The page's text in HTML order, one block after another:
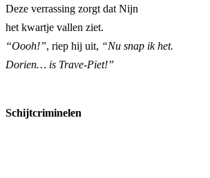
Deze verrassing zorgt dat Nijn
het kwartje vallen ziet.
“Oooh!”, riep hij uit, “Nu snap ik het.
Dorien… is Trave-Piet!”
Schijtcriminelen